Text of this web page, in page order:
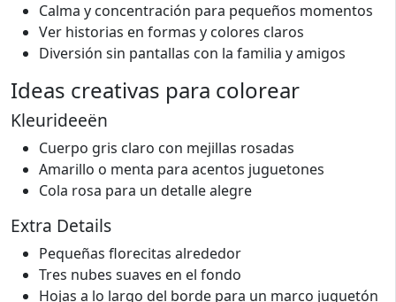
Calma y concentración para pequeños momentos
Ver historias en formas y colores claros
Diversión sin pantallas con la familia y amigos
Ideas creativas para colorear
Kleurideeën
Cuerpo gris claro con mejillas rosadas
Amarillo o menta para acentos juguetones
Cola rosa para un detalle alegre
Extra Details
Pequeñas florecitas alrededor
Tres nubes suaves en el fondo
Hojas a lo largo del borde para un marco juguetón